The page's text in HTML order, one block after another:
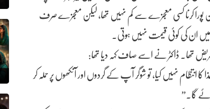
راشن پورا کرنا کسی معجزے سے کم نہیں تھا، لیکن معجزے صرف
میں ان کی کوئی قیمت نہیں ہوتی۔
تھا۔ ڈاکٹر نے اسے صاف کہہ دیا تھا:
نہیں کیا، تو شوگر آپ کے گردوں اور آنکھوں پر حملہ کر
گا۔”